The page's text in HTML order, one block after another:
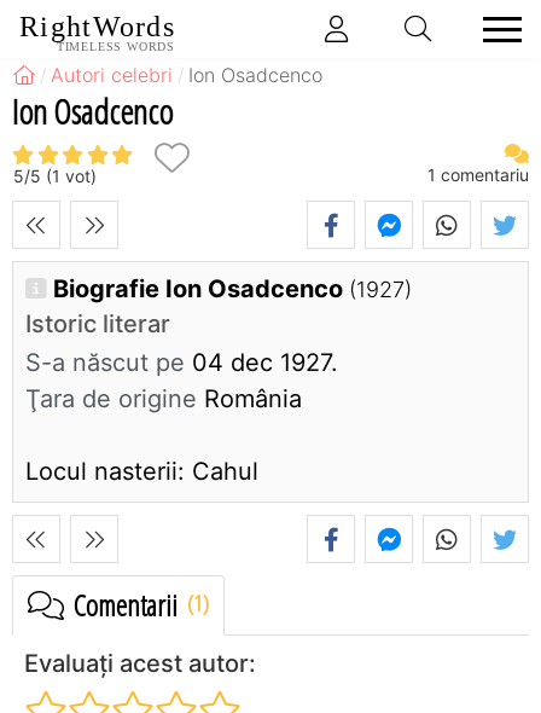
RightWords
TIMELESS WORDS
Autori celebri Ion Osadcenco
Ion Osadcenco
5/5 (1 vot) 1 comentariu
Biografie Ion Osadcenco (1927)
Istoric literar
S-a născut pe 04 dec 1927.
Ţara de origine România
Locul nasterii: Cahul
Comentarii
Evaluați acest autor: